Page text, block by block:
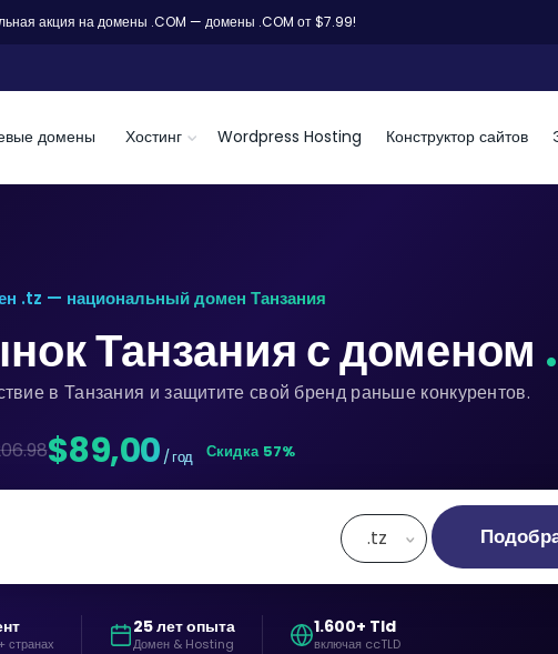
акция на домены .COM — домены .COM от $7.99!
домены Хостинг Wordpress Hosting Конструктор сайтов
.tz — национальный домен Танзания
Танзания с доменом
в Танзания и защитите свой бренд раньше конкурентов.
$89,00 / год Скидка 57%
.tz
странах
25 лет опыта
Домен & Hosting
1.600+ Tld
включая ccTLD